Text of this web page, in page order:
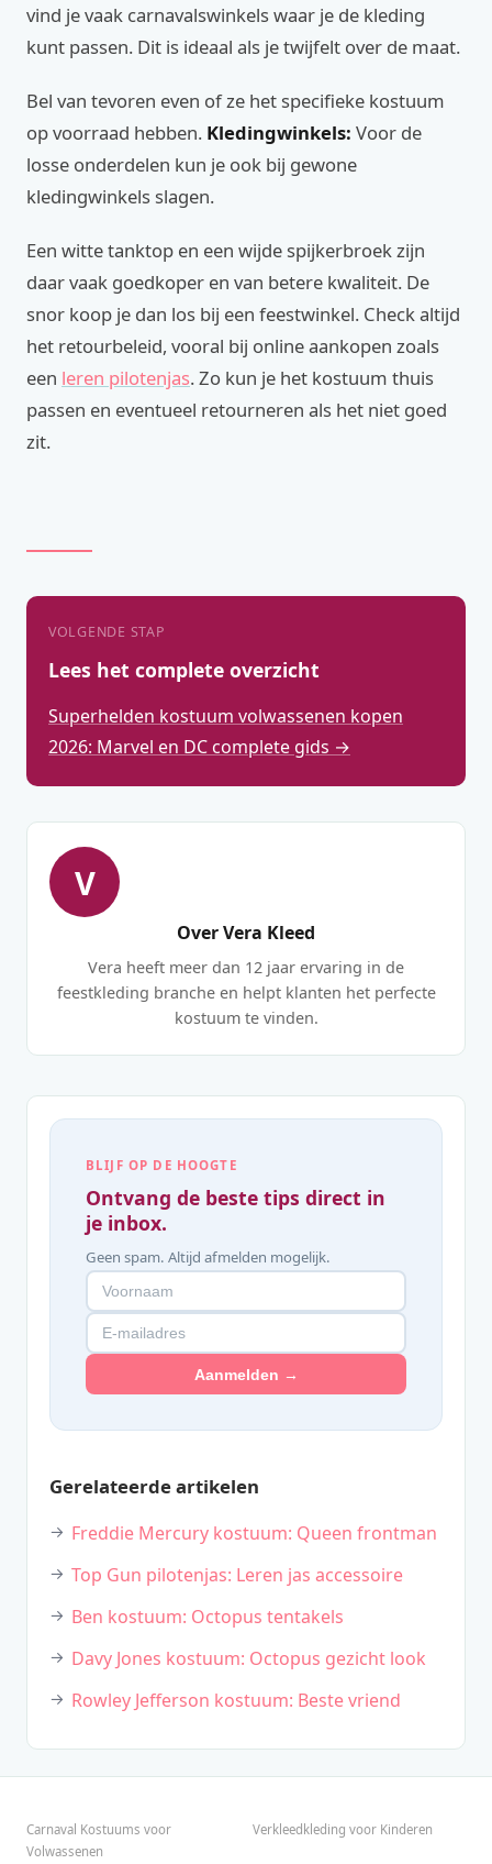
vind je vaak carnavalswinkels waar je de kleding
kunt passen. Dit is ideaal als je twijfelt over de maat.
Bel van tevoren even of ze het specifieke kostuum
op voorraad hebben. Kledingwinkels: Voor de
losse onderdelen kun je ook bij gewone
kledingwinkels slagen.
Een witte tanktop en een wijde spijkerbroek zijn
daar vaak goedkoper en van betere kwaliteit. De
snor koop je dan los bij een feestwinkel. Check altijd
het retourbeleid, vooral bij online aankopen zoals
een leren pilotenjas. Zo kun je het kostuum thuis
passen en eventueel retourneren als het niet goed
zit.
VOLGENDE STAP
Lees het complete overzicht
Superhelden kostuum volwassenen kopen
2026: Marvel en DC complete gids →
V
Over Vera Kleed
Vera heeft meer dan 12 jaar ervaring in de
feestkleding branche en helpt klanten het perfecte
kostuum te vinden.
BLIJF OP DE HOOGTE
Ontvang de beste tips direct in
je inbox.
Geen spam. Altijd afmelden mogelijk.
Aanmelden →
Gerelateerde artikelen
Freddie Mercury kostuum: Queen frontman
Top Gun pilotenjas: Leren jas accessoire
Ben kostuum: Octopus tentakels
Davy Jones kostuum: Octopus gezicht look
Rowley Jefferson kostuum: Beste vriend
Carnaval Kostuums voor
Volwassenen
Verkleedkleding voor Kinderen